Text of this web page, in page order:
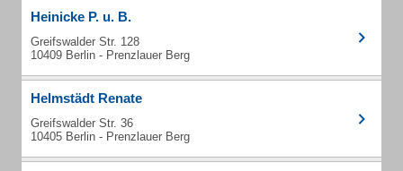
Heinicke P. u. B.
Greifswalder Str. 128
10409 Berlin - Prenzlauer Berg
Helmstädt Renate
Greifswalder Str. 36
10405 Berlin - Prenzlauer Berg